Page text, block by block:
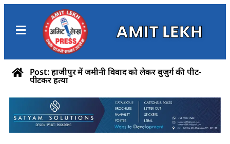
AMIT LEKH
Post: हाजीपुर में जमीनी विवाद को लेकर बुजुर्ग की पीट-
पीटकर हत्या